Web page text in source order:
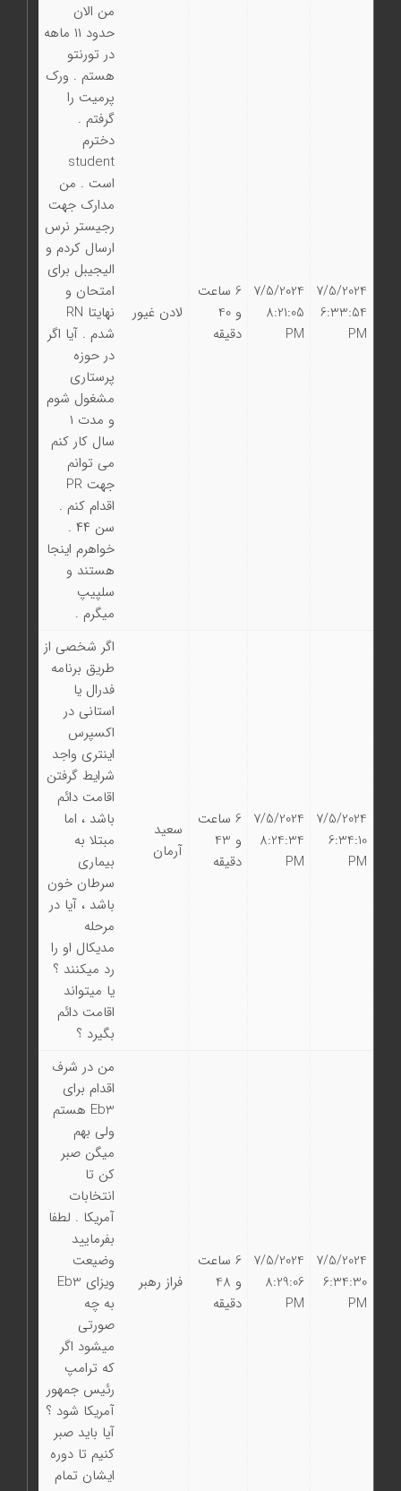
7/5/2024
6:33:54
PM
7/5/2024
8:21:05
PM
6 ساعت
و 40
دقیقه
لادن غیور
من الان
حدود ۱۱ ماهه
در تورنتو‌
هستم . ورک
پرمیت را
گرفتم .
دخترم
student
است . من
مدارک جهت
رجیستر نرس
ارسال کردم و
الیجیبل برای
امتحان و
نهایتا RN
شدم . آیا اگر
در حوزه
پرستاری
مشغول شوم
و مدت ۱
سال کار کنم
می توانم
جهت PR
اقدام کنم .
سن ۴۴ .
خواهرم اینجا
هستند و
سلپیپ
میگرم .
7/5/2024
6:34:10
PM
7/5/2024
8:24:34
PM
6 ساعت
و 43
دقیقه
سعید
آرمان
اگر شخصی از
طریق برنامه
فدرال یا
استانی در
اکسپرس
اینتری واجد
شرایط گرفتن
اقامت دائم
باشد ، اما
مبتلا به
بیماری
سرطان خون
باشد ، آیا در
مرحله
مدیکال او را
رد میکنند ؟
یا میتواند
اقامت دائم
بگیرد ؟
7/5/2024
6:34:30
PM
7/5/2024
8:29:06
PM
6 ساعت
و 48
دقیقه
فراز رهبر
من در شرف
اقدام برای
Eb3 هستم
ولی بهم
میگن صبر
کن تا
انتخابات
آمریکا . لطفا
بفرمایید
وضیعت
ویزای Eb3
به چه
صورتی
میشود اگر
که ترامپ
رئیس جمهور
آمریکا شود ؟
آیا باید صبر
کنیم تا دوره
ایشان تمام